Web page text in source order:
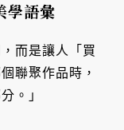
學語彙
而是讓人「買
聯聚作品時，
。」